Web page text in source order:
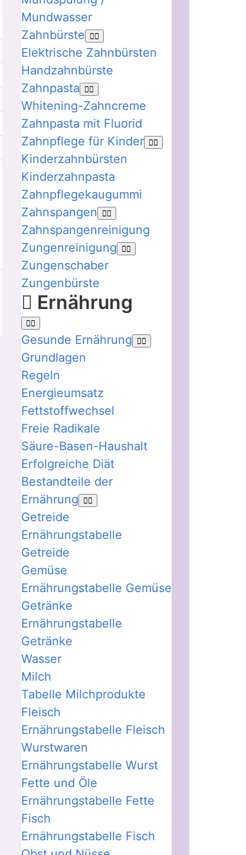
Mundwasser
Zahnbürste
Elektrische Zahnbürsten
Handzahnbürste
Zahnpasta
Whitening-Zahncreme
Zahnpasta mit Fluorid
Zahnpflege für Kinder
Kinderzahnbürsten
Kinderzahnpasta
Zahnpflegekaugummi
Zahnspangen
Zahnspangenreinigung
Zungenreinigung
Zungenschaber
Zungenbürste
Ernährung
Gesunde Ernährung
Grundlagen
Regeln
Energieumsatz
Fettstoffwechsel
Freie Radikale
Säure-Basen-Haushalt
Erfolgreiche Diät
Bestandteile der
Ernährung
Getreide
Ernährungstabelle
Getreide
Gemüse
Ernährungstabelle Gemüse
Getränke
Ernährungstabelle
Getränke
Wasser
Milch
Tabelle Milchprodukte
Fleisch
Ernährungstabelle Fleisch
Wurstwaren
Ernährungstabelle Wurst
Fette und Öle
Ernährungstabelle Fette
Fisch
Ernährungstabelle Fisch